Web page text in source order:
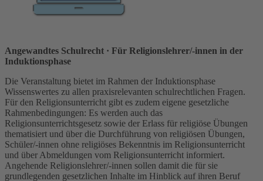
Angewandtes Schulrecht · Für Religionslehrer/-innen in der
Induktionsphase
Die Veranstaltung bietet im Rahmen der Induktionsphase
Wissenswertes zu allen praxisrelevanten schulrechtlichen Fragen.
Für den Religionsunterricht gibt es zudem eigene gesetzliche
Rahmenbedingungen: Es werden auch das
Religionsunterrichtsgesetz sowie der Erlass für religiöse Übungen
thematisiert und über die Durchführung von religiösen Übungen,
Schüler/-innen ohne religiöses Bekenntnis im Religionsunterricht
und über Abmeldungen vom Religionsunterricht informiert.
Angehende Religionslehrer/-innen sollen damit die für sie
grundlegenden gesetzlichen Inhalte im Hinblick auf ihren Beruf